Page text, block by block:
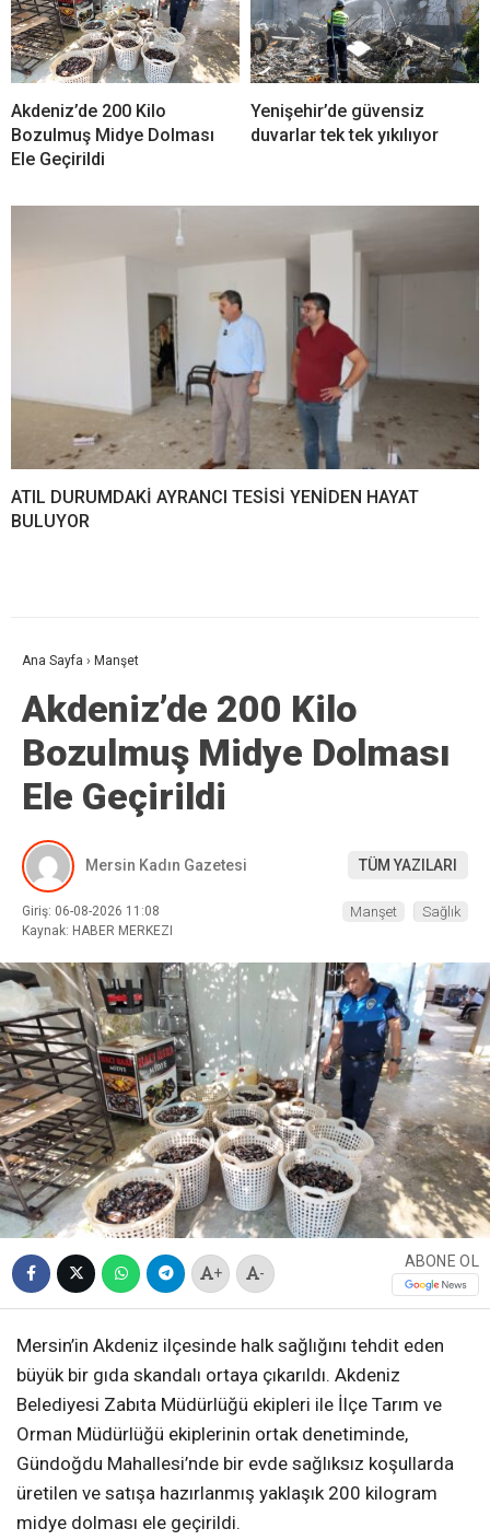
Akdeniz’de 200 Kilo
Bozulmuş Midye Dolması
Ele Geçirildi
Yenişehir’de güvensiz
duvarlar tek tek yıkılıyor
ATIL DURUMDAKİ AYRANCI TESİSİ YENİDEN HAYAT
BULUYOR
Ana Sayfa › Manşet
Akdeniz’de 200 Kilo
Bozulmuş Midye Dolması
Ele Geçirildi
Mersin Kadın Gazetesi TÜM YAZILARI
Giriş: 06-08-2026 11:08
Kaynak: HABER MERKEZI
Manşet Sağlık
+ -
ABONE OL
Mersin’in Akdeniz ilçesinde halk sağlığını tehdit eden
büyük bir gıda skandalı ortaya çıkarıldı. Akdeniz
Belediyesi Zabıta Müdürlüğü ekipleri ile İlçe Tarım ve
Orman Müdürlüğü ekiplerinin ortak denetiminde,
Gündoğdu Mahallesi’nde bir evde sağlıksız koşullarda
üretilen ve satışa hazırlanmış yaklaşık 200 kilogram
midye dolması ele geçirildi.